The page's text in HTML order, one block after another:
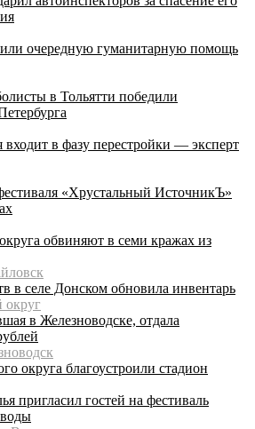
очередную гуманитарную помощь
в Тольятти победили
в фазу перестройки — эксперт
«Хрустальный ИсточникЪ»
обвиняют в семи кражах из
в селе Донском обновила инвентарь
округ
в Железноводске, отдала
округа благоустроили стадион
пригласил гостей на фестиваль